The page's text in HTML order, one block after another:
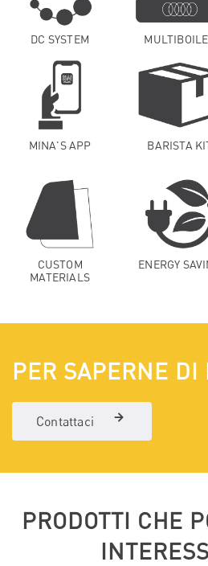
DC SYSTEM
MINA'S APP BARISTA
CUSTOM
MATERIALS
ENERGY
PER SAPERNE DI
Contattaci
PRODOTTI CHE